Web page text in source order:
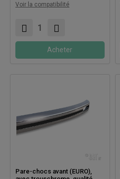
Voir la compatibilité
Acheter
Pare-chocs avant (EURO),